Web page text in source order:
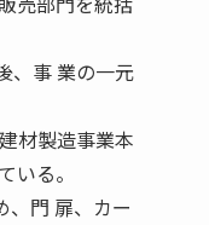
、事 業の一元
材製造事業本
る。
、門 扉、カー